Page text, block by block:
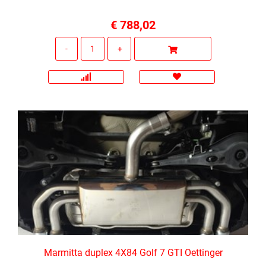
€ 788,02
Marmitta duplex 4X84 Golf 7 GTI Oettinger